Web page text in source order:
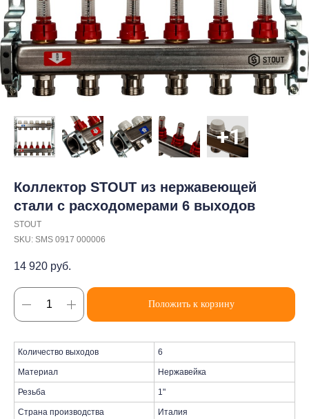
Коллектор STOUT из нержавеющей
стали с расходомерами 6 выходов
STOUT
SKU: SMS 0917 000006
14 920 руб.
Положить к корзину
Количество выходов 6
Материал Нержавейка
Резьба 1"
Страна производства
Италия